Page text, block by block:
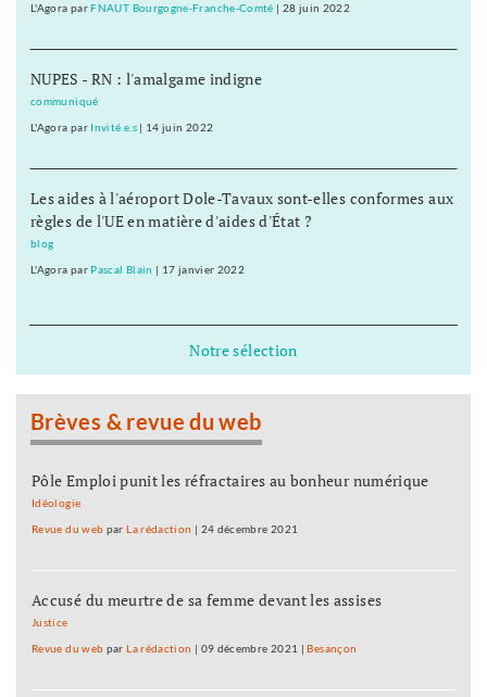
L'Agora parFNAUT Bourgogne-Franche-Comté | 28 juin 2022
NUPES - RN : l'amalgame indigne
communiqué
L'Agora par Invité.e.s| 14 juin 2022
Les aides à l'aéroport Dole-Tavaux sont-elles conformes aux
règles de l'UE en matière d'aides d'État ?
blog
L'Agora par Pascal Blain | 17 janvier 2022
Notre sélection
Brèves & revue du web
Pôle Emploi punit les réfractaires au bonheur numérique
Idéologie
Revue du web parLa rédaction | 24 décembre 2021
Accusé du meurtre de sa femme devant les assises
Justice
Revue du web parLa rédaction | 09 décembre 2021 |Besançon